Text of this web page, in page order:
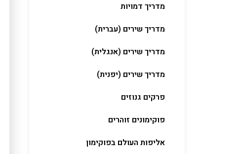
מדריך דמויות
מדריך שירים (עברית)
מדריך שירים (אנגלית)
מדריך שירים (יפנית)
פרקים גנוזים
פוקימונים זוהרים
אליפות העולם בפוקימון